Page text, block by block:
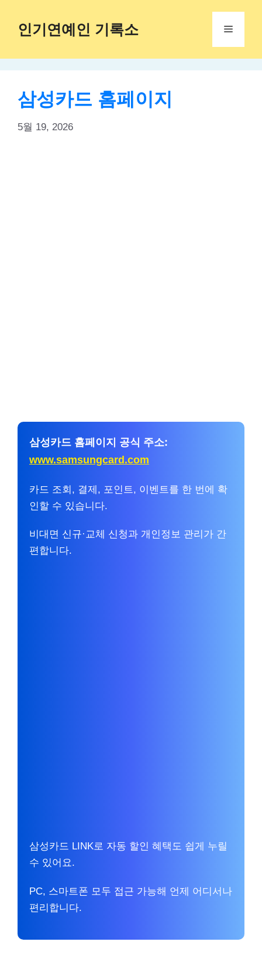
content
인기연예인 기록소 Menu
삼성카드 홈페이지
5월 19, 2026
삼성카드 홈페이지 공식 주소:
www.samsungcard.com
카드 조회, 결제, 포인트, 이벤트를 한 번에 확
인할 수 있습니다.
비대면 신규·교체 신청과 개인정보 관리가 간
편합니다.
삼성카드 LINK로 자동 할인 혜택도 쉽게 누릴
수 있어요.
PC, 스마트폰 모두 접근 가능해 언제 어디서나
편리합니다.